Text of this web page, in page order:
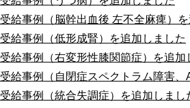
受給事例（脳幹出血後 左不全麻痺）
受給事例（低形成腎）を追加しました
受給事例（右変形性膝関節症）を追加
受給事例（自閉症スペクトラム障害
受給事例（統合失調症）を追加しまし